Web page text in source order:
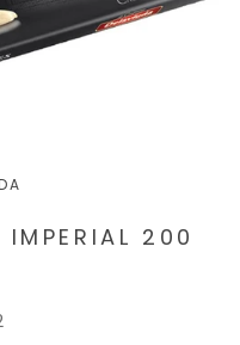
IMPERIAL 200